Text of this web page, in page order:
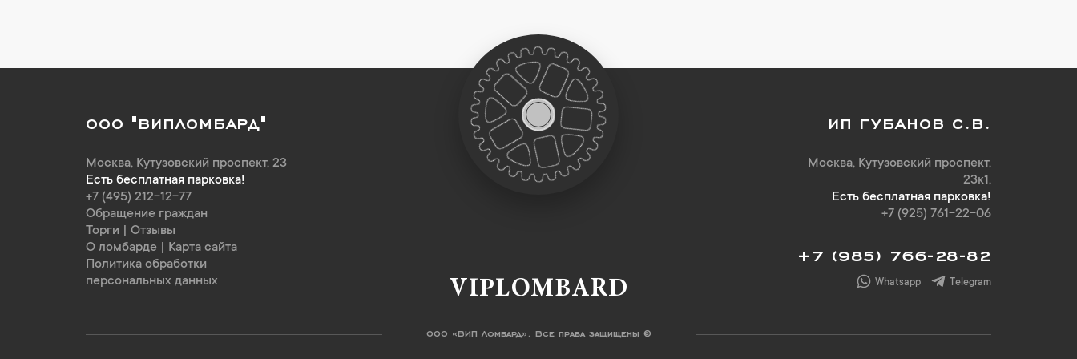
ООО "ВИПЛОМБАРД"
Москва, Кутузовский проспект, 23
Есть бесплатная парковка!
+7 (495) 212-12-77
Обращение граждан
Торги
Отзывы
О ломбарде
Карта сайта
Политика обработки
персональных данных
ИП ГУБАНОВ С.В.
Москва, Кутузовский проспект,
23к1,
Есть бесплатная парковка!
+7 (925) 761-22-06
+7 (985) 766-28-82
Whatsapp Telegram
VIPLOMBARD
ООО «ВИП Ломбард». Все права защищены ©